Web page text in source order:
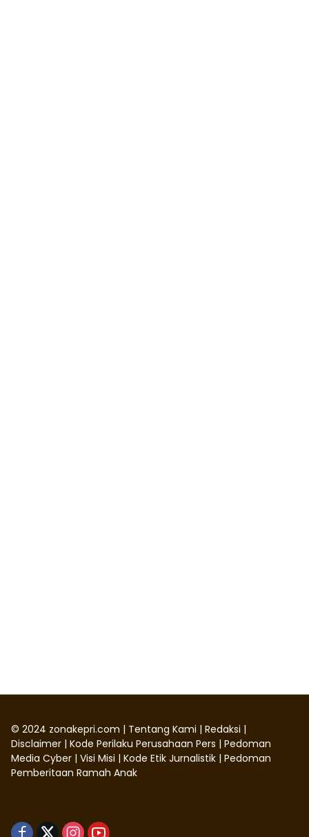
© 2024 zonakepri.com | Tentang Kami | Redaksi |
Disclaimer | Kode Perilaku Perusahaan Pers | Pedoman
Media Cyber | Visi Misi | Kode Etik Jurnalistik | Pedoman
Pemberitaan Ramah Anak